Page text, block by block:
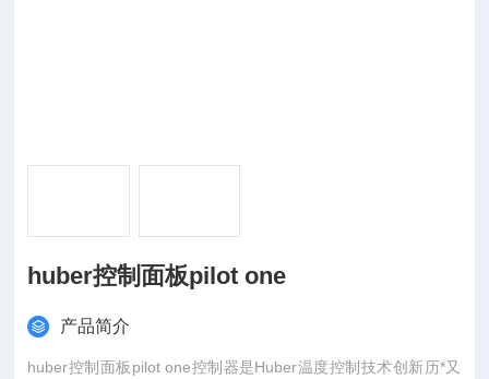
huber控制面板pilot one
产品简介
huber控制面板pilot one控制器是Huber温度控制技术创新历*又